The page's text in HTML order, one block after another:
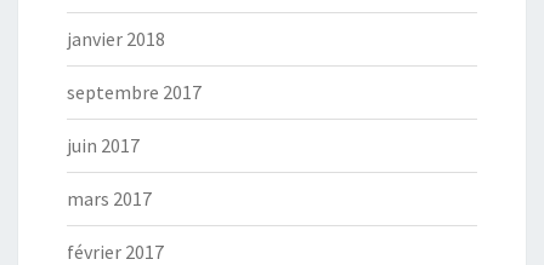
janvier 2018
septembre 2017
juin 2017
mars 2017
février 2017